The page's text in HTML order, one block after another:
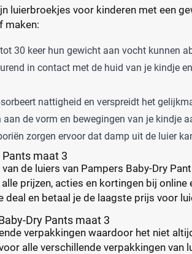
luierbroekjes voor kinderen met een
maken:
30 keer hun gewicht aan vocht kunnen
in contact met de huid van je kindje
nattigheid en verspreidt het
de vorm en bewegingen van je kindje
zorgen ervoor dat damp uit de luier
maat 3
de luiers van Pampers Baby-Dry
prijzen, acties en kortingen bij
deal en betaal je de laagste prijs voor
Dry Pants maat 3
verpakkingen waardoor het niet
alle verschillende verpakkingen